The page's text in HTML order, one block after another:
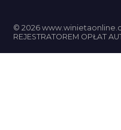
© 2026
REJESTRATOREM OPŁAT